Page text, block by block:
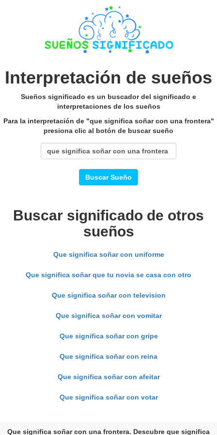
Interpretación de sueños
Sueños significado es un buscador del significado e
interpretaciones de los sueños
Para la interpretación de "que significa soñar con una frontera"
presiona clic al botón de buscar sueño
Buscar Sueño
Buscar significado de otros
sueños
Que significa soñar con uniforme
Que significa soñar que tu novia se casa con otro
Que significa soñar con television
Que significa soñar con vomitar
Que significa soñar con gripe
Que significa soñar con reina
Que significa soñar con afeitar
Que significa soñar con votar
Que significa soñar con una frontera. Descubre que significa